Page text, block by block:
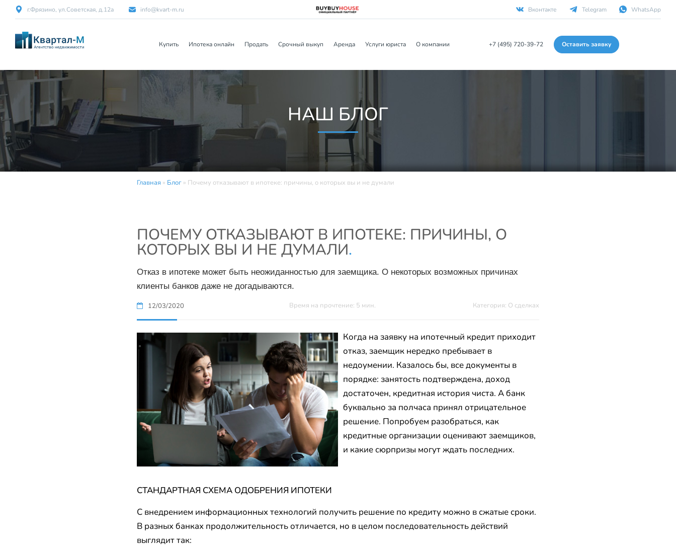
г.Фрязино, ул.Советская, д.12а info@kvart-m.ru Вконтакте Telegram WhatsApp
Купить Ипотека онлайн Продать Срочный выкуп Аренда Услуги юриста О компании +7 (495) 720-39-72 Оставить заявку
НАШ БЛОГ
Главная » Блог » Почему отказывают в ипотеке: причины, о которых вы и не думали
ПОЧЕМУ ОТКАЗЫВАЮТ В ИПОТЕКЕ: ПРИЧИНЫ, О
КОТОРЫХ ВЫ И НЕ ДУМАЛИ.
Отказ в ипотеке может быть неожиданностью для заемщика. О некоторых возможных причинах
клиенты банков даже не догадываются.
12/03/2020 Время на прочтение: 5 мин. Категория: О сделках
Когда на заявку на ипотечный кредит приходит
отказ, заемщик нередко пребывает в
недоумении. Казалось бы, все документы в
порядке: занятость подтверждена, доход
достаточен, кредитная история чиста. А банк
буквально за полчаса принял отрицательное
решение. Попробуем разобраться, как
кредитные организации оценивают заемщиков,
и какие сюрпризы могут ждать последних.
СТАНДАРТНАЯ СХЕМА ОДОБРЕНИЯ ИПОТЕКИ
С внедрением информационных технологий получить решение по кредиту можно в сжатые сроки.
В разных банках продолжительность отличается, но в целом последовательность действий
выглядит так: